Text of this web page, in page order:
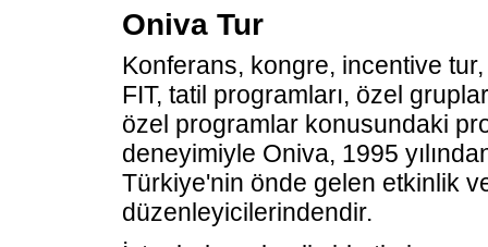
Oniva Tur
Konferans, kongre, incentive
FIT, tatil programları, özel
özel programlar konusundaki
deneyimiyle Oniva, 1995
Türkiye'nin önde gelen etkinlik
düzenleyicilerindendir.